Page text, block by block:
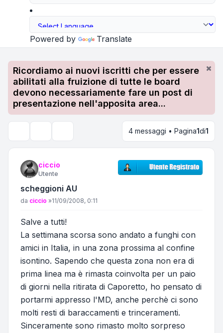
Powered by Translate
Ricordiamo ai nuovi iscritti che per essere
abilitati alla fruizione di tutte le board
devono necessariamente fare un post di
presentazione nell'apposita area...
4 messaggi • Pagina1di1
ciccio
Utente
scheggioni AU
Messaggio
da ciccio »11/09/2008, 0:11
Salve a tutti!
La settimana scorsa sono andato a funghi con
amici in Italia, in una zona prossima al confine
isontino. Sapendo che questa zona non era di
prima linea ma è rimasta coinvolta per un paio
di giorni nella ritirata di Caporetto, ho pensato di
portarmi appresso l'MD, anche perchè ci sono
molti resti di baraccamenti e trinceramenti.
Sinceramente sono rimasto molto sorpreso